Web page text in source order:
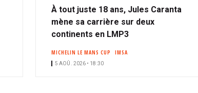
À tout juste 18 ans, Jules Caranta
mène sa carrière sur deux
continents en LMP3
MICHELIN LE MANS CUP IMSA
5 AOÛ. 2026 • 18:30